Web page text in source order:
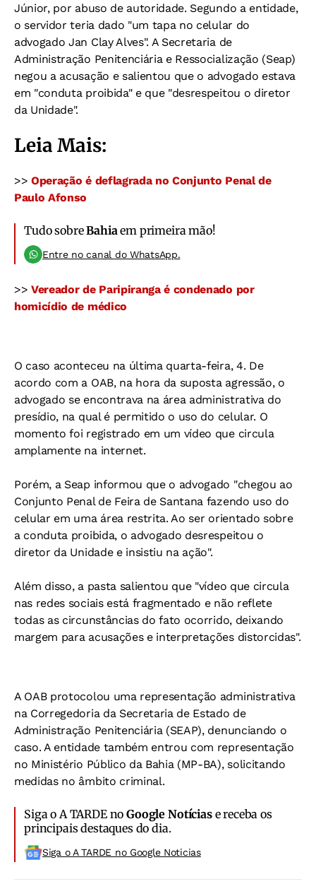
Júnior, por abuso de autoridade. Segundo a entidade,
o servidor teria dado "um tapa no celular do
advogado Jan Clay Alves". A Secretaria de
Administração Penitenciária e Ressocialização (Seap)
negou a acusação e salientou que o advogado estava
em "conduta proibida" e que "desrespeitou o diretor
da Unidade".
Leia Mais:
>> Operação é deflagrada no Conjunto Penal de
Paulo Afonso
Tudo sobreBahiaem primeira mão!
Entre no canal do WhatsApp.
>>Vereador de Paripiranga é condenado por
homicídio de médico
O caso aconteceu na última quarta-feira, 4. De
acordo com a OAB, na hora da suposta agressão, o
advogado se encontrava na área administrativa do
presídio, na qual é permitido o uso do celular. O
momento foi registrado em um vídeo que circula
amplamente na internet.
Porém, a Seap informou que o advogado "chegou ao
Conjunto Penal de Feira de Santana fazendo uso do
celular em uma área restrita. Ao ser orientado sobre
a conduta proibida, o advogado desrespeitou o
diretor da Unidade e insistiu na ação".
Além disso, a pasta salientou que "vídeo que circula
nas redes sociais está fragmentado e não reflete
todas as circunstâncias do fato ocorrido, deixando
margem para acusações e interpretações distorcidas".
A OAB protocolou uma representação administrativa
na Corregedoria da Secretaria de Estado de
Administração Penitenciária (SEAP), denunciando o
caso. A entidade também entrou com representação
no Ministério Público da Bahia (MP-BA), solicitando
medidas no âmbito criminal.
Siga o A TARDE noGoogle Notíciase receba os
principais destaques do dia.
Siga o A TARDE no Google Noticias